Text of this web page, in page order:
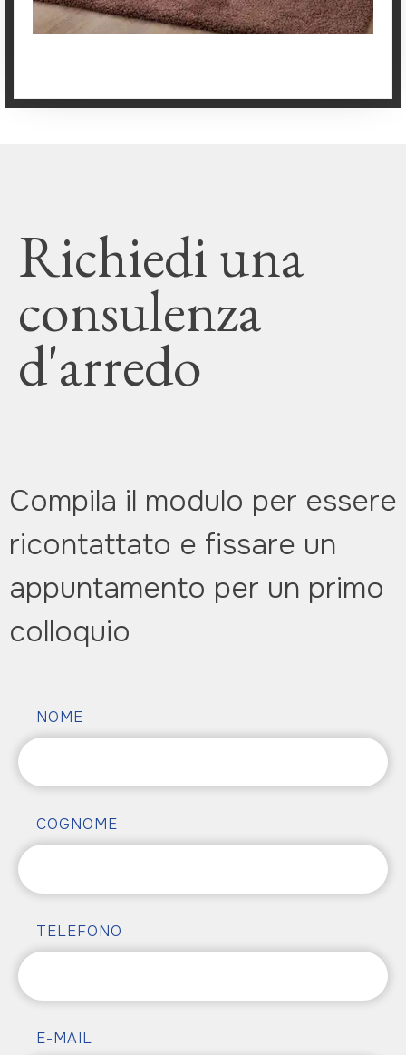
Richiedi una
consulenza
d'arredo
Compila il modulo per essere
ricontattato e fissare un
appuntamento per un primo
colloquio
NOME
COGNOME
TELEFONO
E-MAIL